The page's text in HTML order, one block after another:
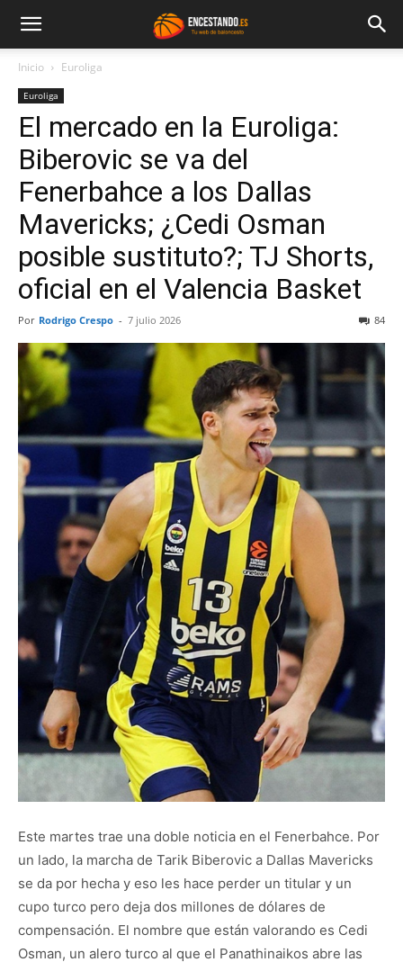
Inicio Euroliga
Euroliga
El mercado en la Euroliga:
Biberovic se va del
Fenerbahce a los Dallas
Mavericks; ¿Cedi Osman
posible sustituto?; TJ Shorts,
oficial en el Valencia Basket
Por Rodrigo Crespo - 7 julio 2026 84
Este martes trae una doble noticia en el Fenerbahce. Por
un lado, la marcha de Tarik Biberovic a Dallas Mavericks
se da por hecha y eso les hace perder un titular y un
cupo turco pero deja dos millones de dólares de
compensación. El nombre que están valorando es Cedi
Osman, un alero turco al que el Panathinaikos abre las